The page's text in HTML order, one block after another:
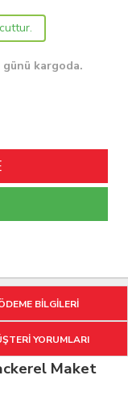
günü kargoda.
BİLGİLERİ
YORUMLARI
Maket